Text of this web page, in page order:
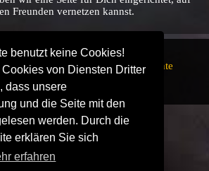
benutzt keine Cookies!
von Diensten Dritter
dass unsere
und die Seite mit den
werden. Durch die
erklären Sie sich
erfahren
Freunden vernetzen kannst.
GbR, 1999 - 2026,Nutzungsrechte